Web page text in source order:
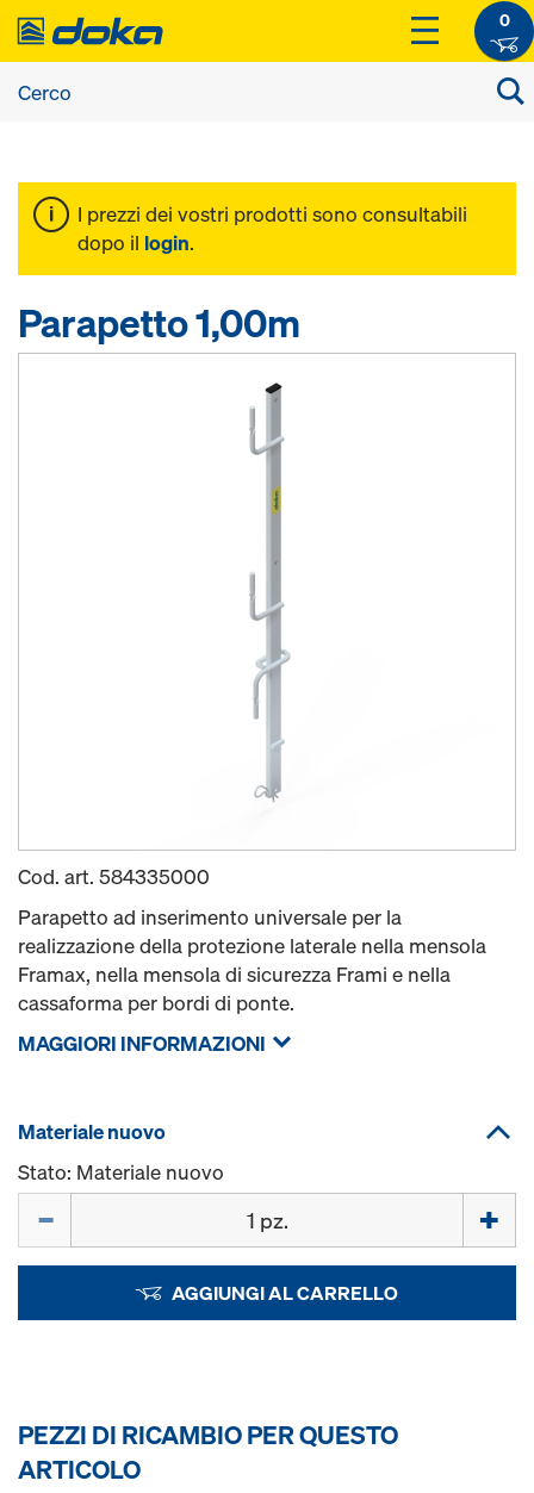
0
I prezzi dei vostri prodotti sono consultabili
dopo il login.
Parapetto 1,00m
Cod. art. 584335000
Parapetto ad inserimento universale per la
realizzazione della protezione laterale nella mensola
Framax, nella mensola di sicurezza Frami e nella
cassaforma per bordi di ponte.
MAGGIORI INFORMAZIONI
Materiale nuovo
Stato: Materiale nuovo
AGGIUNGI AL CARRELLO
PEZZI DI RICAMBIO PER QUESTO
ARTICOLO